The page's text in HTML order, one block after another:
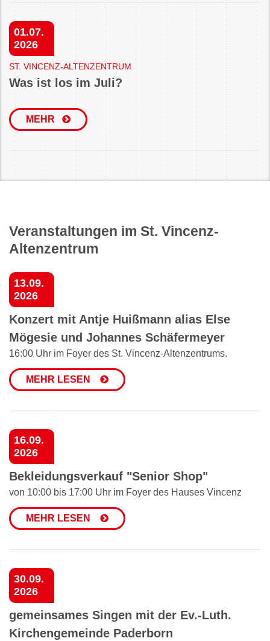
01.07.
2026
ST. VINCENZ-ALTENZENTRUM
Was ist los im Juli?
MEHR
Veranstaltungen im St. Vincenz-
Altenzentrum
13.09.
2026
Konzert mit Antje Huißmann alias Else
Mögesie und Johannes Schäfermeyer
16:00 Uhr im Foyer des St. Vincenz-Altenzentrums.
MEHR LESEN
16.09.
2026
Bekleidungsverkauf "Senior Shop"
von 10:00 bis 17:00 Uhr im Foyer des Hauses Vincenz
MEHR LESEN
30.09.
2026
gemeinsames Singen mit der Ev.-Luth.
Kirchengemeinde Paderborn